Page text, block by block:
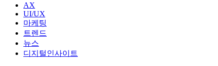
AX
UI/UX
마케팅
트렌드
뉴스
디지털인사이트